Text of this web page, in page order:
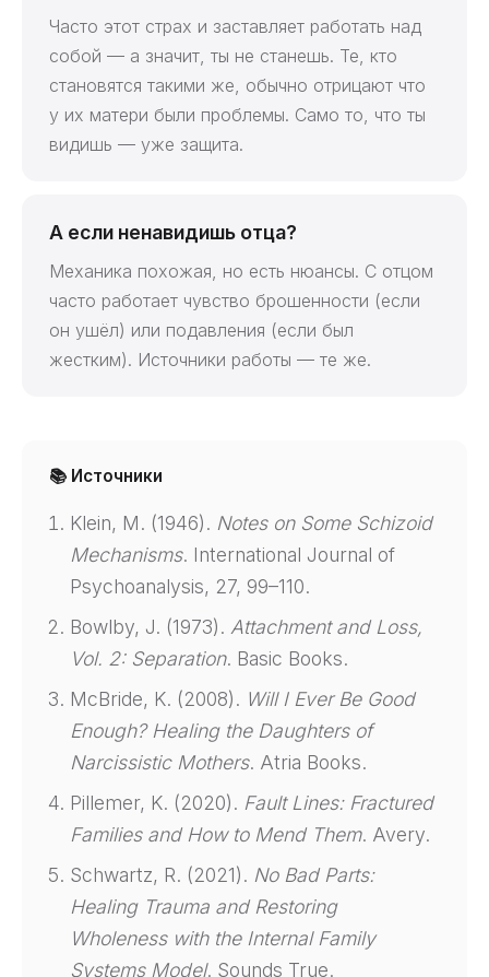
Часто этот страх и заставляет работать над
собой — а значит, ты не станешь. Те, кто
становятся такими же, обычно отрицают что
у их матери были проблемы. Само то, что ты
видишь — уже защита.
А если ненавидишь отца?
Механика похожая, но есть нюансы. С отцом
часто работает чувство брошенности (если
он ушёл) или подавления (если был
жестким). Источники работы — те же.
📚 Источники
Klein, M. (1946). Notes on Some Schizoid
Mechanisms. International Journal of
Psychoanalysis, 27, 99–110.
Bowlby, J. (1973). Attachment and Loss,
Vol. 2: Separation. Basic Books.
McBride, K. (2008). Will I Ever Be Good
Enough? Healing the Daughters of
Narcissistic Mothers. Atria Books.
Pillemer, K. (2020). Fault Lines: Fractured
Families and How to Mend Them. Avery.
Schwartz, R. (2021). No Bad Parts:
Healing Trauma and Restoring
Wholeness with the Internal Family
Systems Model. Sounds True.